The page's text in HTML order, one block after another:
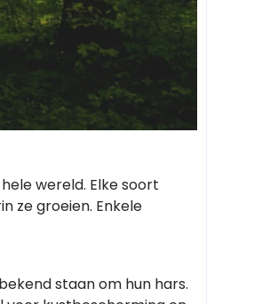
wereld. Elke soort
ze groeien. Enkele
staan om hun hars.